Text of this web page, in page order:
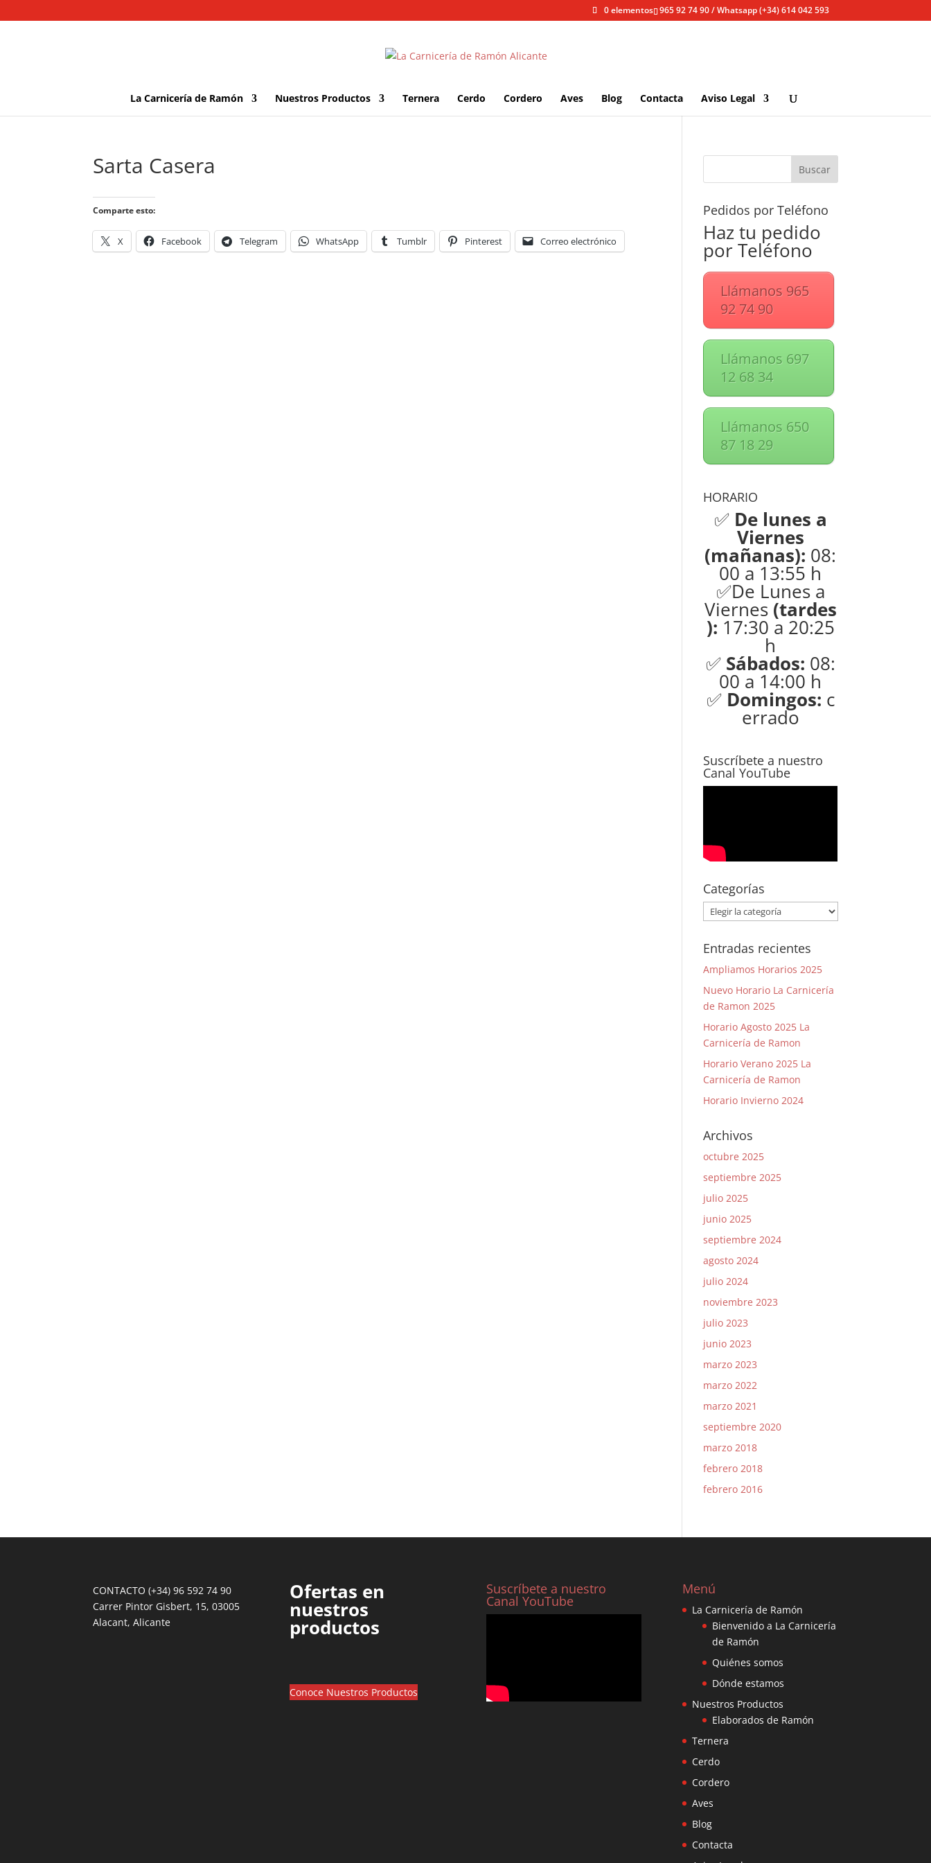
965 92 74 90 / Whatsapp (+34) 614 042 593
0 elementos
La Carnicería de Ramón Nuestros Productos Ternera Cerdo Cordero Aves Blog Contacta Aviso Legal
Sarta Casera
Comparte esto:
X Facebook Telegram WhatsApp Tumblr Pinterest Correo electrónico
Pedidos por Teléfono
Haz tu pedido
por Teléfono
Llámanos 965
92 74 90
Llámanos 697
12 68 34
Llámanos 650
87 18 29
HORARIO
✅ De lunes a
Viernes
(mañanas): 08:
00 a 13:55 h
✅De Lunes a
Viernes(tardes
): 17:30 a 20:25
h
✅ Sábados: 08:
00 a 14:00 h
✅ Domingos: c
errado
Suscríbete a nuestro
Canal YouTube
Categorías
Categorías
Entradas recientes
Ampliamos Horarios 2025
Nuevo Horario La Carnicería
de Ramon 2025
Horario Agosto 2025 La
Carnicería de Ramon
Horario Verano 2025 La
Carnicería de Ramon
Horario Invierno 2024
Archivos
octubre 2025
septiembre 2025
julio 2025
junio 2025
septiembre 2024
agosto 2024
julio 2024
noviembre 2023
julio 2023
junio 2023
marzo 2023
marzo 2022
marzo 2021
septiembre 2020
marzo 2018
febrero 2018
febrero 2016
CONTACTO (+34) 96 592 74 90
Carrer Pintor Gisbert, 15, 03005
Alacant, Alicante
Ofertas en
nuestros
productos
Conoce Nuestros Productos
Suscríbete a nuestro
Canal YouTube
Menú
La Carnicería de Ramón
Bienvenido a La Carnicería
de Ramón
Quiénes somos
Dónde estamos
Nuestros Productos
Elaborados de Ramón
Ternera
Cerdo
Cordero
Aves
Blog
Contacta